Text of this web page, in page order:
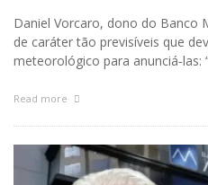
Daniel Vorcaro, dono do Banco
de caráter tão previsíveis que
meteorológico para anunciá‑las:
Read more